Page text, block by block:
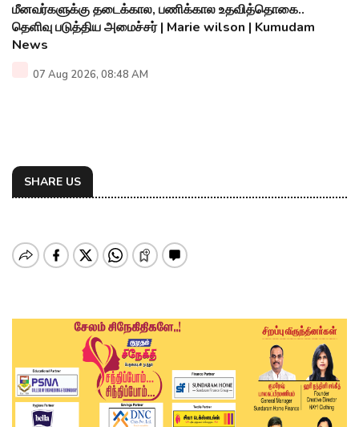
மீனவர்களுக்கு தடைக்கால, பணிக்கால உதவித்தொகை..
தெளிவு படுத்திய அமைச்சர் | Marie wilson | Kumudam
News
07 Aug 2026, 08:48 AM
SHARE US